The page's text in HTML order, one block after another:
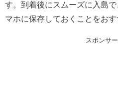
す。到着後にスムーズに入島
マホに保存しておくことをおす
スポンサ